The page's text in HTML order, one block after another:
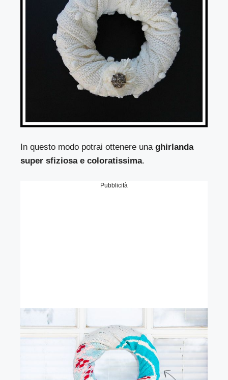
In questo modo potrai ottenere unaghirlanda
super sfiziosa e coloratissima.
Pubblicità